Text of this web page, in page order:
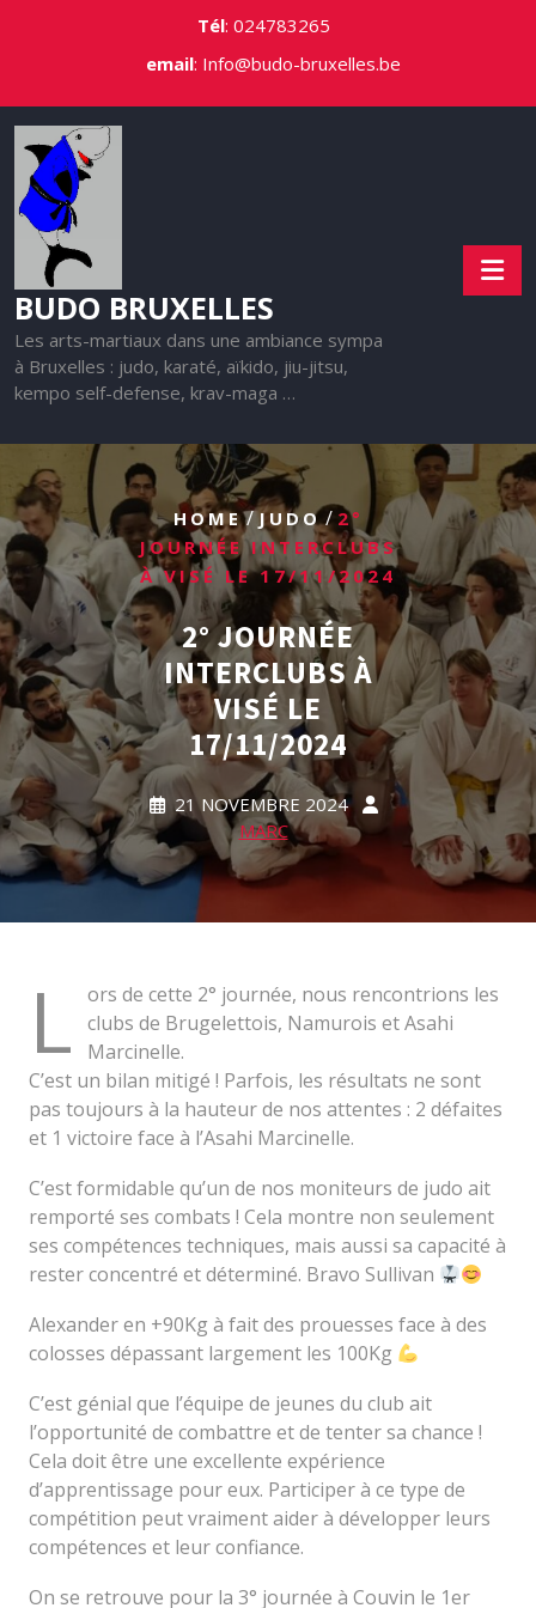
Tél: 024783265
email: Info@budo-bruxelles.be
BUDO BRUXELLES
Les arts-martiaux dans une ambiance sympa
à Bruxelles : judo, karaté, aïkido, jiu-jitsu,
kempo self-defense, krav-maga …
HOME/JUDO/ 2°
JOURNÉE INTERCLUBS
À VISÉ LE 17/11/2024
2° JOURNÉE
INTERCLUBS À
VISÉ LE
17/11/2024
21 NOVEMBRE 2024
MARC
L
ors de cette 2° journée, nous rencontrions les
clubs de Brugelettois, Namurois et Asahi
Marcinelle.
C’est un bilan mitigé ! Parfois, les résultats ne sont
pas toujours à la hauteur de nos attentes : 2 défaites
et 1 victoire face à l’Asahi Marcinelle.
C’est formidable qu’un de nos moniteurs de judo ait
remporté ses combats ! Cela montre non seulement
ses compétences techniques, mais aussi sa capacité à
rester concentré et déterminé. Bravo Sullivan
Alexander en +90Kg à fait des prouesses face à des
colosses dépassant largement les 100Kg
C’est génial que l’équipe de jeunes du club ait
l’opportunité de combattre et de tenter sa chance !
Cela doit être une excellente expérience
d’apprentissage pour eux. Participer à ce type de
compétition peut vraiment aider à développer leurs
compétences et leur confiance.
On se retrouve pour la 3° journée à Couvin le 1er